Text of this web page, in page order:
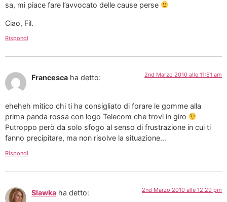
sa, mi piace fare l’avvocato delle cause perse
Ciao, Fil.
Rispondi
Francesca ha detto: 2nd Marzo 2010 alle 11:51 am
eheheh mitico chi ti ha consigliato di forare le gomme alla
prima panda rossa con logo Telecom che trovi in giro
Putroppo però da solo sfogo al senso di frustrazione in cui ti
fanno precipitare, ma non risolve la situazione…
Rispondi
Slawka ha detto: 2nd Marzo 2010 alle 12:29 pm